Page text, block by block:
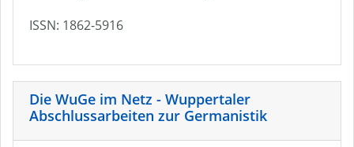
ISSN: 1862-5916
Die WuGe im Netz - Wuppertaler
Abschlussarbeiten zur Germanistik